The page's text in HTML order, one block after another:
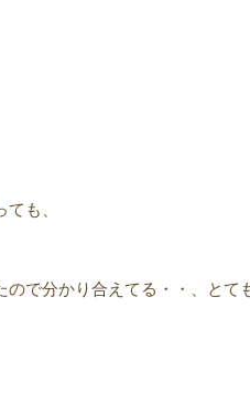
も、
ので分かり合えてる・・、とて